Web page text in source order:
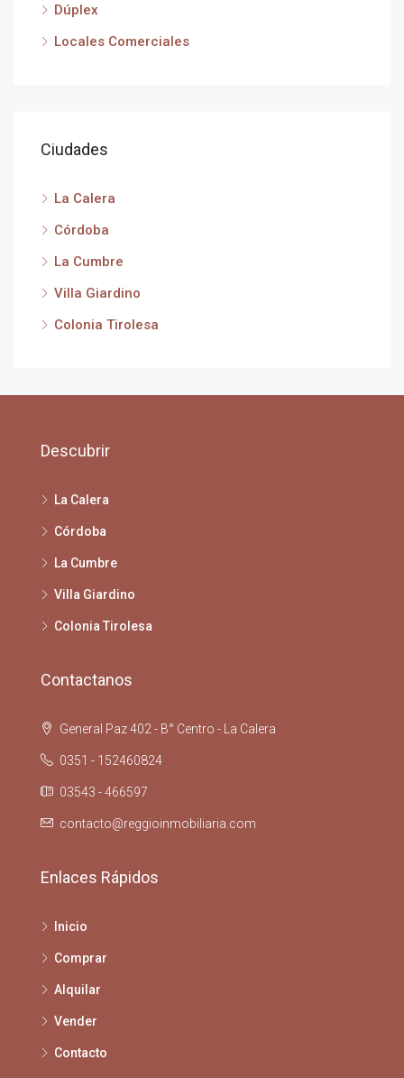
Dúplex
Locales Comerciales
Ciudades
La Calera
Córdoba
La Cumbre
Villa Giardino
Colonia Tirolesa
Descubrir
La Calera
Córdoba
La Cumbre
Villa Giardino
Colonia Tirolesa
Contactanos
General Paz 402 - B° Centro - La Calera
0351 - 152460824
03543 - 466597
contacto@reggioinmobiliaria.com
Enlaces Rápidos
Inicio
Comprar
Alquilar
Vender
Contacto